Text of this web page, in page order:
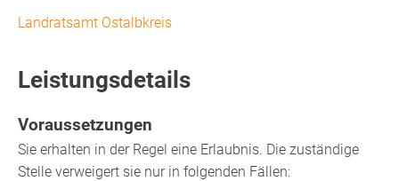
Landratsamt Ostalbkreis
Leistungsdetails
Voraussetzungen
Sie erhalten in der Regel eine Erlaubnis. Die zuständige
Stelle verweigert sie nur in folgenden Fällen: